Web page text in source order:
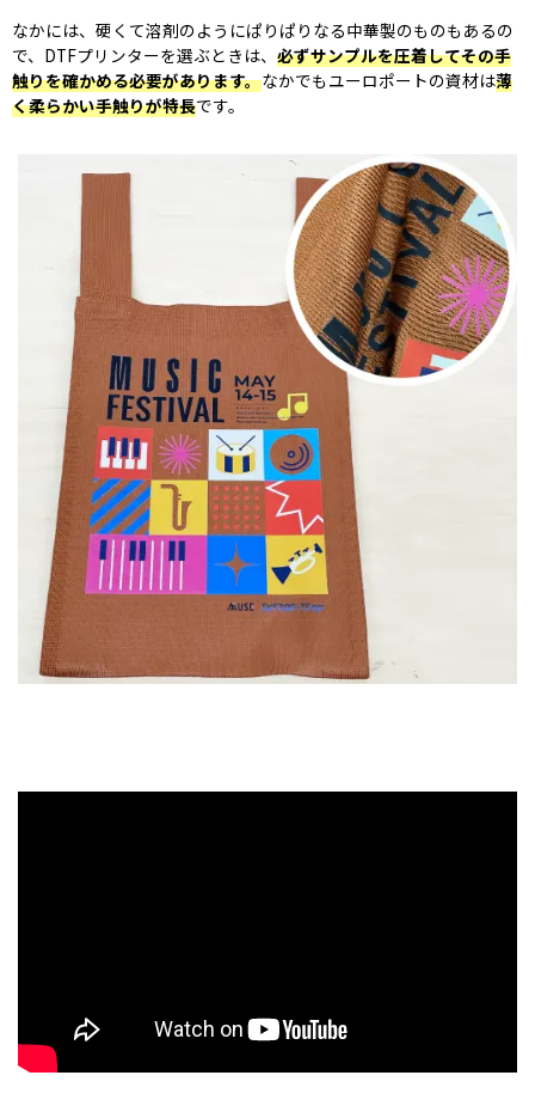
なかには、硬くて溶剤のようにぱりぱりなる中華製のものもあるの
で、DTFプリンターを選ぶときは、 必ずサンプルを圧着してその手
触りを確かめる必要があります。なかでもユーロポートの資材は薄
く柔らかい手触りが特長です。